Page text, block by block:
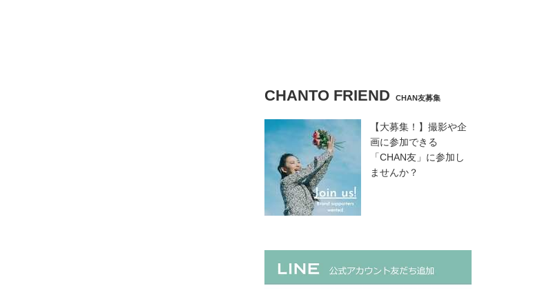
CHANTO FRIEND CHAN友募集
【大募集！】撮影や企
画に参加できる
「CHAN友」に参加し
ませんか？